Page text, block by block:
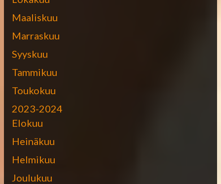
Maaliskuu
Marraskuu
Syyskuu
Tammikuu
Toukokuu
2023-2024
Elokuu
Heinäkuu
Helmikuu
Joulukuu